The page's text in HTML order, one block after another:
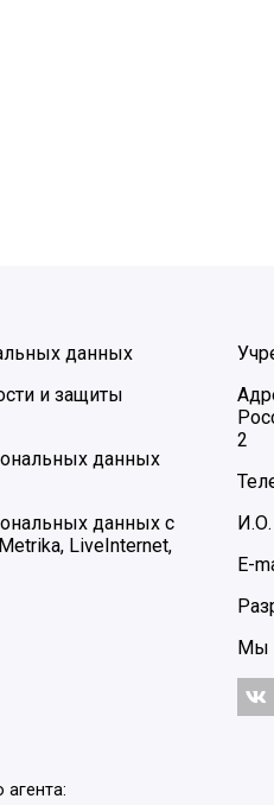
данных
и защиты
данных
данных с
LiveInternet,
2
E-
Мы